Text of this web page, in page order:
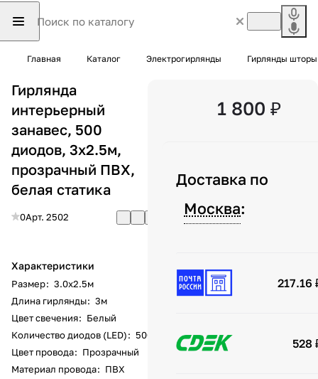
Главная Каталог Электрогирлянды Гирлянды
Гирлянда
интерьерный
занавес, 500
диодов, 3x2.5м,
прозрачный ПВХ,
белая статика
0Арт. 2502
Характеристики
Размер: 3.0х2.5м
Длина гирлянды: 3м
Цвет свечения: Белый
Количество диодов (LED): 500
Цвет провода: Прозрачный
Материал провода: ПВХ
1 800 ₽
Доставка по
Москва:
217.16
528